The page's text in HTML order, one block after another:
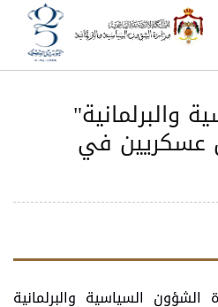
والبرلمانية"
عسكريين في
السياسية والبرلمانية